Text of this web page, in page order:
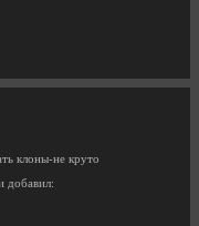
клоны-не круто
добавил: